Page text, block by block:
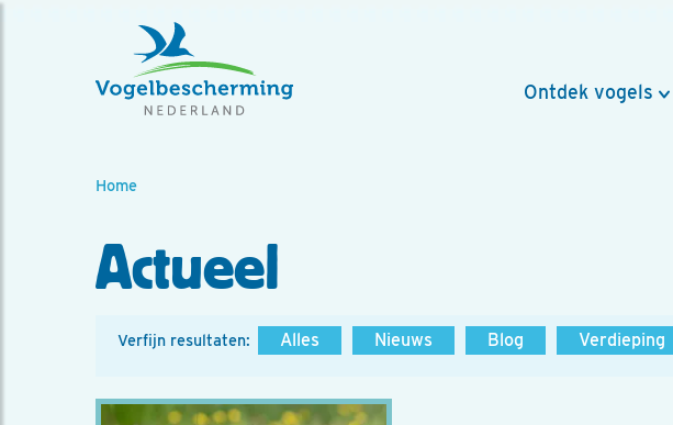
Ontdek vogels
Home
Actueel
Verfijn resultaten: Alles Nieuws Blog Verdieping